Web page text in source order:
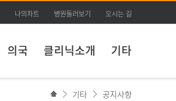
나의차트 병원둘러보기 오시는 길
의국 클리닉소개 기타
기타 공지사항